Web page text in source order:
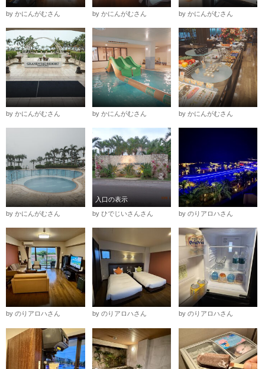
by かにんがむさん by かにんがむさん by かにんがむさん
by かにんがむさん by かにんがむさん by かにんがむさん
by かにんがむさん
入口の表示
by ひでじいさんさん
by のりアロハさん
by のりアロハさん by のりアロハさん by のりアロハさん